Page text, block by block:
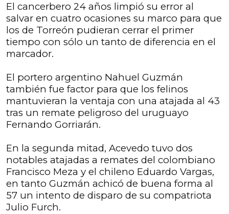
El cancerbero 24 años limpió su error al
salvar en cuatro ocasiones su marco para que
los de Torreón pudieran cerrar el primer
tiempo con sólo un tanto de diferencia en el
marcador.
El portero argentino Nahuel Guzmán
también fue factor para que los felinos
mantuvieran la ventaja con una atajada al 43
tras un remate peligroso del uruguayo
Fernando Gorriarán.
En la segunda mitad, Acevedo tuvo dos
notables atajadas a remates del colombiano
Francisco Meza y el chileno Eduardo Vargas,
en tanto Guzmán achicó de buena forma al
57 un intento de disparo de su compatriota
Julio Furch.